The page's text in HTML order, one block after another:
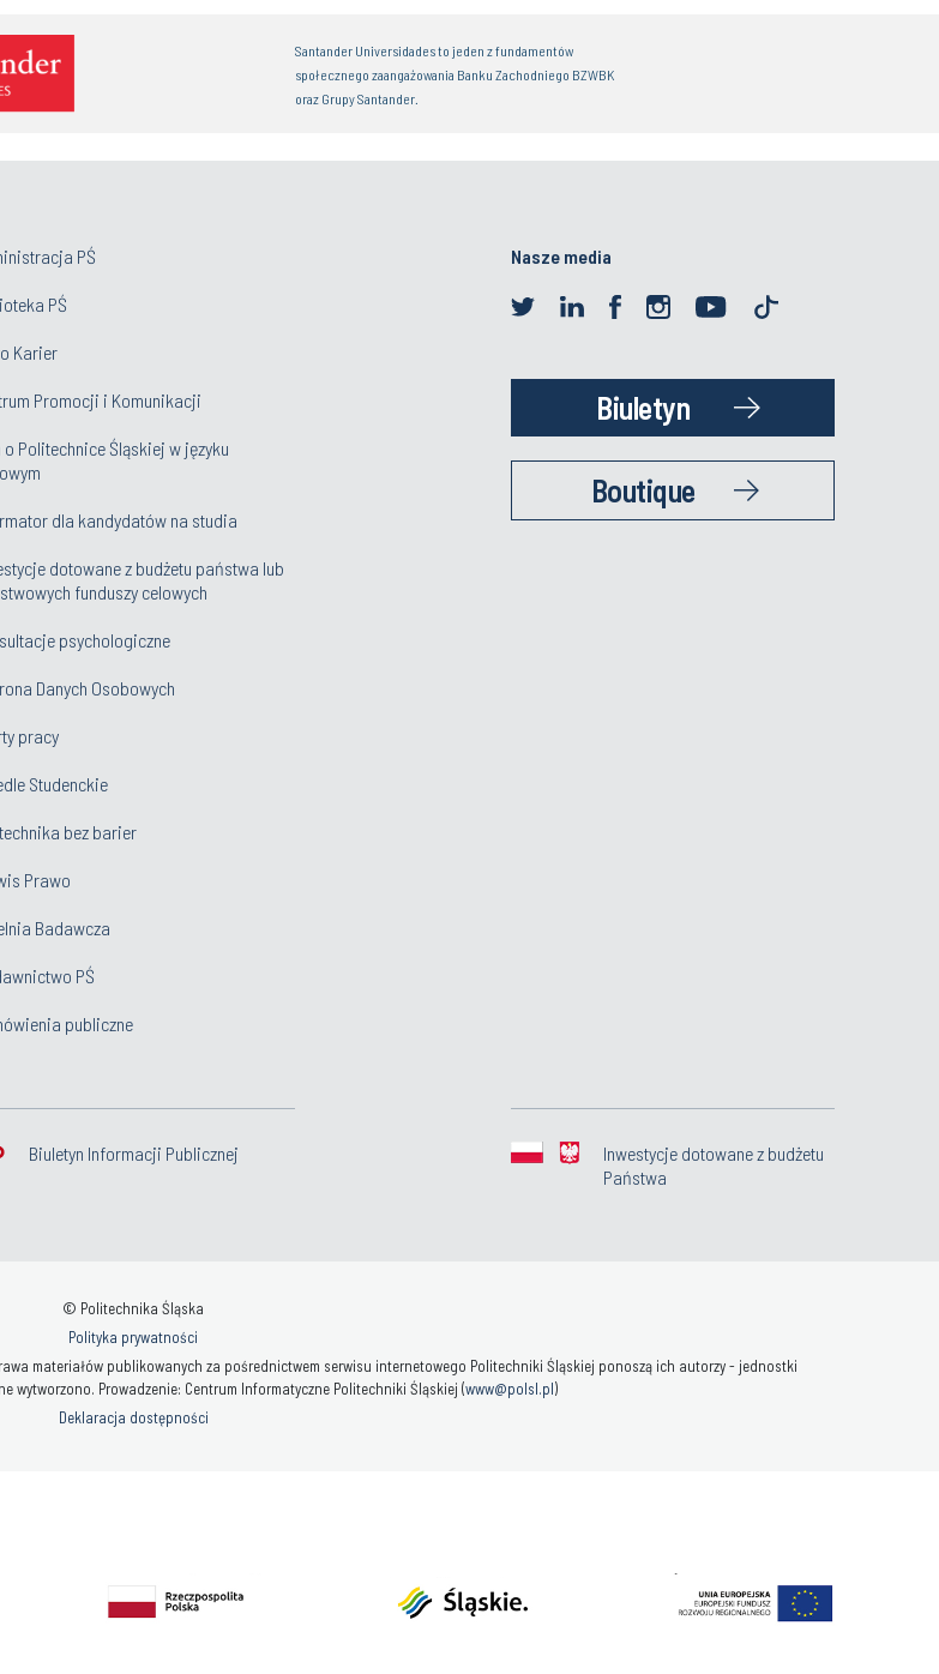
Santander Universidades to jeden z fundamentów
społecznego zaangażowania Banku Zachodniego BZWBK
oraz Grupy Santander.
PŚ
PŚ
Karier
Promocji i Komunikacji
o Politechnice Śląskiej w języku
dla kandydatów na studia
dotowane z budżetu państwa lub
funduszy celowych
psychologiczne
Danych Osobowych
pracy
Studenckie
bez barier
Prawo
Badawcza
PŚ
publiczne
Nasze media
Biuletyn
Boutique
Biuletyn Informacji Publicznej
Inwestycje dotowane z budżetu
Państwa
© Politechnika Śląska
Polityka prywatności
materiałów publikowanych za pośrednictwem serwisu internetowego Politechniki Śląskiej ponoszą ich autorzy - jednostki
wytworzono. Prowadzenie: Centrum Informatyczne Politechniki Śląskiej (www@polsl.pl)
Deklaracja dostępności